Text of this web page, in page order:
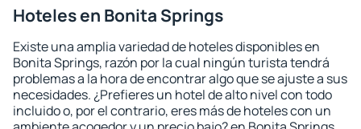
Hoteles en Bonita Springs
Existe una amplia variedad de hoteles disponibles en
Bonita Springs, razón por la cual ningún turista tendrá
problemas a la hora de encontrar algo que se ajuste a sus
necesidades. ¿Prefieres un hotel de alto nivel con todo
incluido o, por el contrario, eres más de hoteles con un